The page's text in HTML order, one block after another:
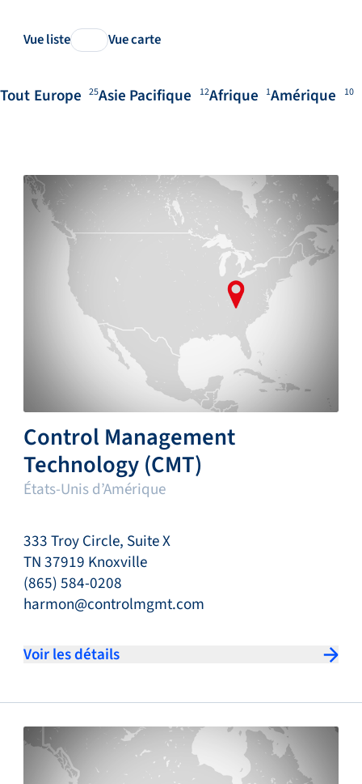
Vue liste Vue carte
Tout Europe 25Asie Pacifique 12Afrique 1Amérique 10
Control Management
Technology (CMT)
États-Unis d’Amérique
333 Troy Circle, Suite X
TN 37919 Knoxville
(865) 584-0208
harmon@controlmgmt.com
Voir les détails